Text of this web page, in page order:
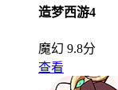
造梦西游4
魔幻 9.8分
查看